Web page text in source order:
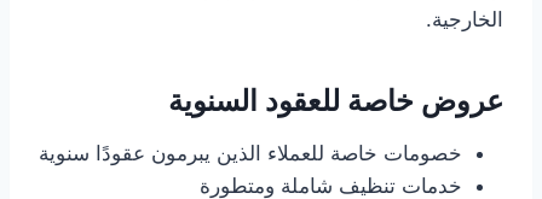
الخارجية.
عروض خاصة للعقود السنوية
خصومات خاصة للعملاء الذين يبرمون عقودًا سنوية
خدمات تنظيف شاملة ومتطورة